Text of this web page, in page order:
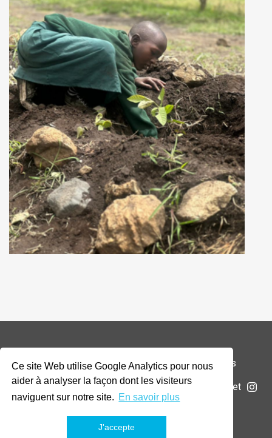
Ce site Web utilise Google Analytics pour nous
aider à analyser la façon dont les visiteurs
naviguent sur notre site. En savoir plus
J'accepte
© 2026 Addax & Oryx Foundation —Mentions légales
La Fondation Projets Actualités Soumettre un projet